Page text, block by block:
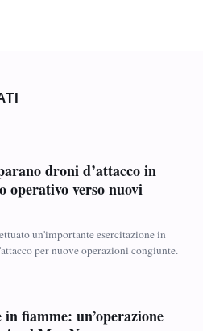
droni d’attacco in
operativo verso nuovi
un'importante esercitazione in
per nuove operazioni congiunte.
fiamme: un’operazione